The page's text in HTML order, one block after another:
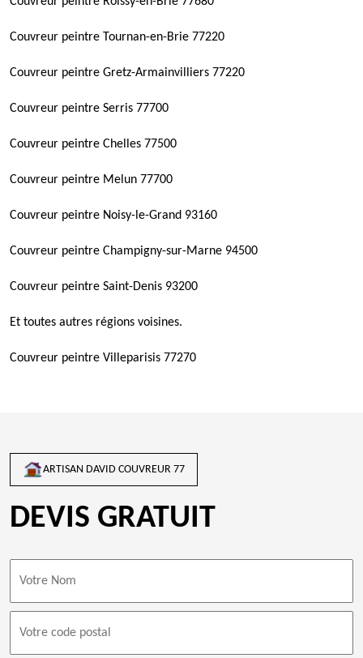
Couvreur peintre Tournan-en-Brie 77220
Couvreur peintre Gretz-Armainvilliers 77220
Couvreur peintre Serris 77700
Couvreur peintre Chelles 77500
Couvreur peintre Melun 77700
Couvreur peintre Noisy-le-Grand 93160
Couvreur peintre Champigny-sur-Marne 94500
Couvreur peintre Saint-Denis 93200
Et toutes autres régions voisines.
Couvreur peintre Villeparisis 77270
ARTISAN DAVID COUVREUR 77
DEVIS GRATUIT